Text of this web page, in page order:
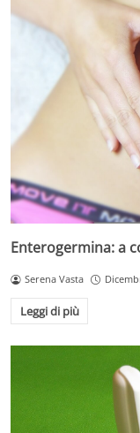
Enterogermina: a
Serena Vasta
Leggi di più